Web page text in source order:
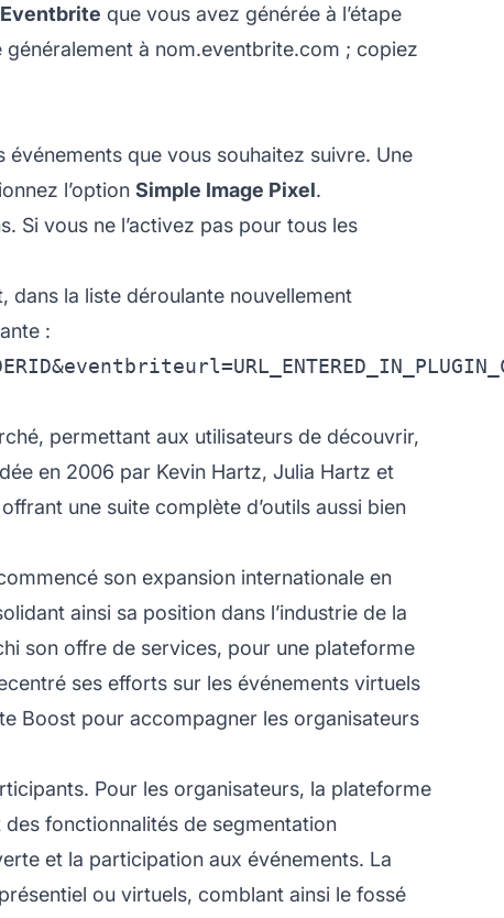
que vous avez générée à l’étape
généralement à nom.eventbrite.com ; copiez
événements que vous souhaitez suivre. Une
l’option Simple Image Pixel.
Si vous ne l’activez pas pour tous les
dans la liste déroulante nouvellement
:
permettant aux utilisateurs de découvrir,
en 2006 par Kevin Hartz, Julia Hartz et
une suite complète d’outils aussi bien
son expansion internationale en
ainsi sa position dans l’industrie de la
son offre de services, pour une plateforme
ses efforts sur les événements virtuels
Boost pour accompagner les organisateurs
Pour les organisateurs, la plateforme
fonctionnalités de segmentation
et la participation aux événements. La
ou virtuels, comblant ainsi le fossé